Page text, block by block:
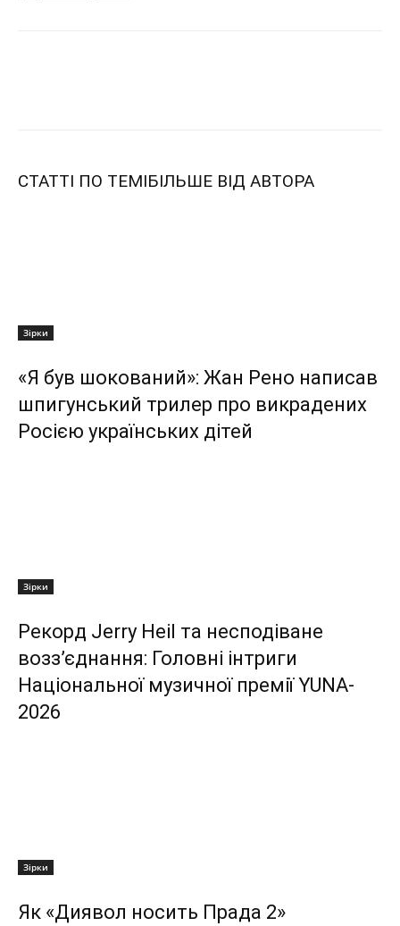
СТАТТІ ПО ТЕМІБІЛЬШЕ ВІД АВТОРА
Зірки
«Я був шокований»: Жан Рено написав
шпигунський трилер про викрадених
Росією українських дітей
Зірки
Рекорд Jerry Heil та несподіване
возз’єднання: Головні інтриги
Національної музичної премії YUNA-
2026
Зірки
Як «Диявол носить Прада 2»